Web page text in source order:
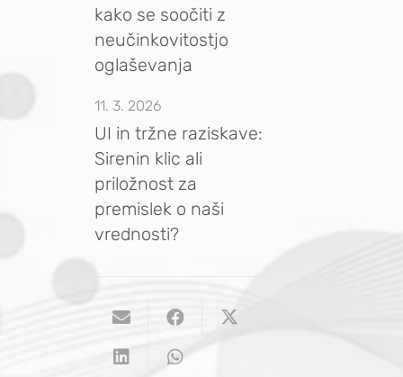
kako se soočiti z
neučinkovitostjo
oglaševanja
11. 3. 2026
UI in tržne raziskave:
Sirenin klic ali
priložnost za
premislek o naši
vrednosti?